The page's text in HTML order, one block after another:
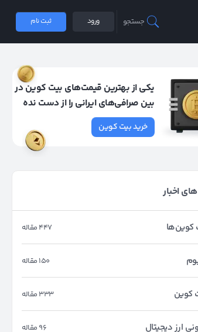
جستجو ورود ثبت نام
یکی از بهترین قیمت‌های بیت کوین در
بین صرافی‌های ایرانی را از دست نده
خرید بیت کوین
اخبار
447 مقاله کوین‌ها
150 مقاله
333 مقاله کوین
96 مقاله ارز دیجیتال